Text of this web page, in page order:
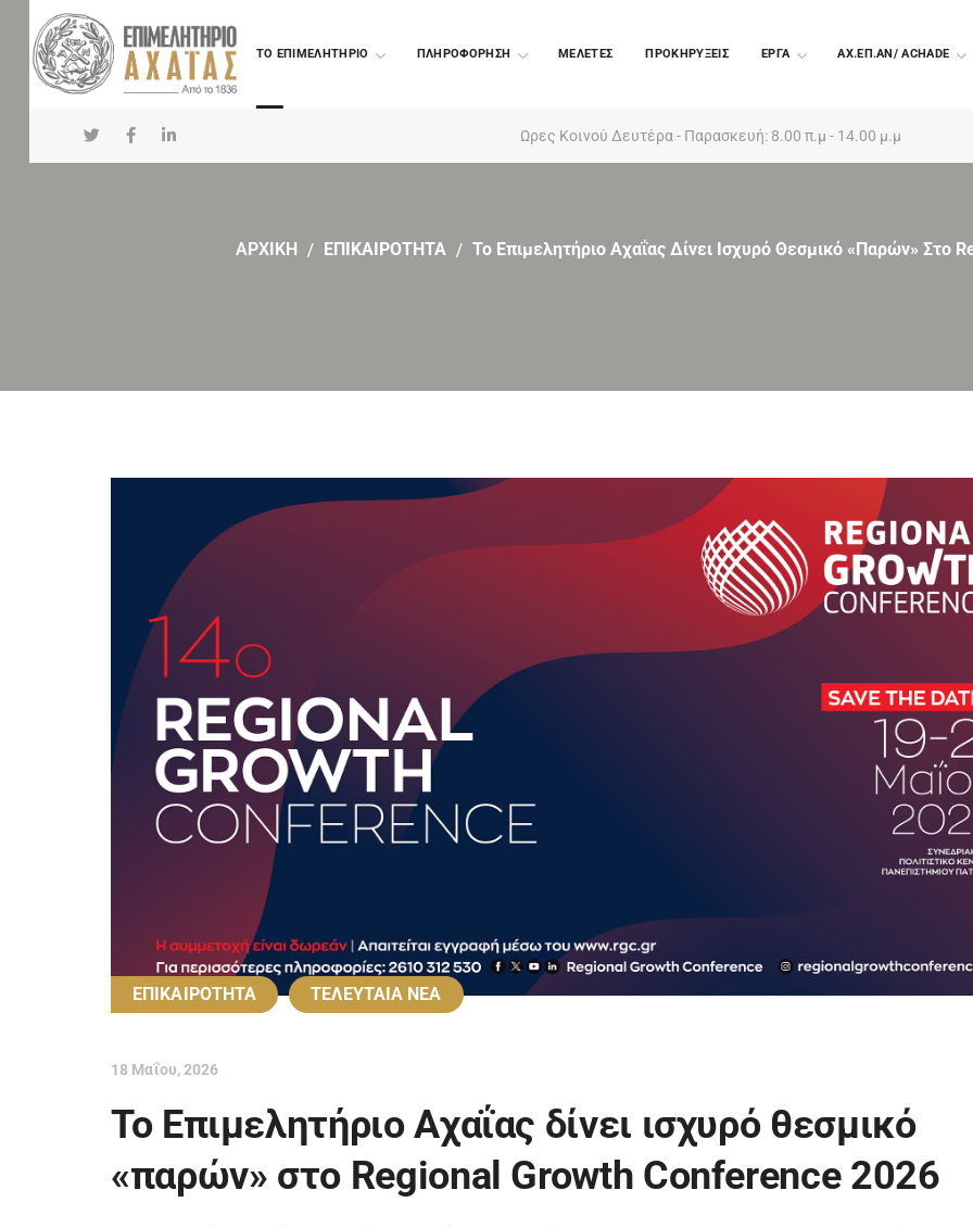
TO ΕΠΙΜΕΛΗΤΗΡΙΟ ΠΛΗΡΟΦΟΡΗΣΗ ΜΕΛΕΤΕΣ ΠΡΟΚΗΡΥΞΕΙΣ EΡΓΑ ΑΧ.ΕΠ.ΑΝ/ ACHADE
Ωρες Κοινού Δευτέρα - Παρασκευή: 8.00 π.μ - 14.00 μ.μ
ΑΡΧΙΚΗ ΕΠΙΚΑΙΡΟΤΗΤΑ Το Επιμελητήριο Αχαΐας Δίνει Ισχυρό Θεσμικό «παρών» Στο
ΕΠΙΚΑΙΡΟΤΗΤΑ ΤΕΛΕΥΤΑΙΑ ΝΕΑ
18 Μαΐου, 2026
Το Επιμελητήριο Αχαΐας δίνει ισχυρό θεσμικό
«παρών» στο Regional Growth Conference 2026